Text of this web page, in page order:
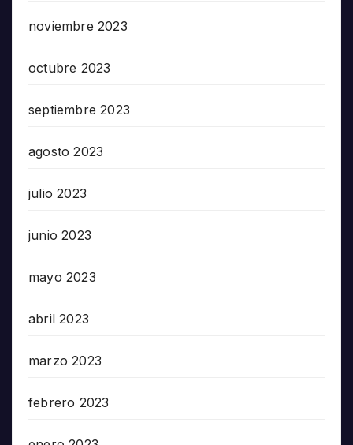
noviembre 2023
octubre 2023
septiembre 2023
agosto 2023
julio 2023
junio 2023
mayo 2023
abril 2023
marzo 2023
febrero 2023